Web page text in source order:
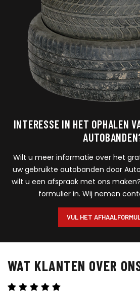
INTERESSE IN HET OPHALEN
Wilt u meer informatie over het
uw gebruikte autobanden door
wilt u een afspraak met ons
formulier in. Wij nemen
VUL HET
WAT KLANTEN OVER